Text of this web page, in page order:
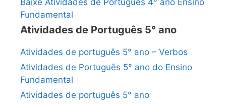
Fundamental
Atividades de Português 5° ano
Atividades de português 5° ano – Verbos
Atividades de Português 5° ano do Ensino
Fundamental
Atividades de português 5° ano